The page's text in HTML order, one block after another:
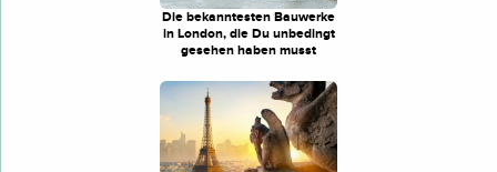
Die bekanntesten Bauwerke
in London, die Du unbedingt
gesehen haben musst